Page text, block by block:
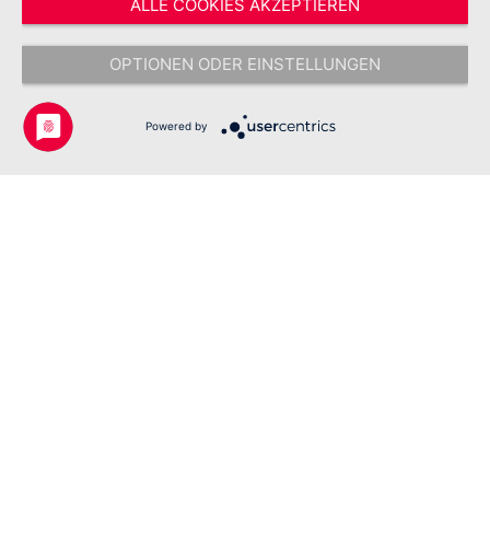
* Alle Preise inkl. gesetzl. Mehrwertsteuer zzgl.Versandkostenund ggf.
Nachnahmegebühren, wenn nicht anders angegeben.
Copyright © 2026 Johanniter-Unfall-Hilfe e.V. - Alle Rechte
vorbehalten.
ALLE COOKIES AKZEPTIEREN
OPTIONEN ODER EINSTELLUNGEN
Powered by